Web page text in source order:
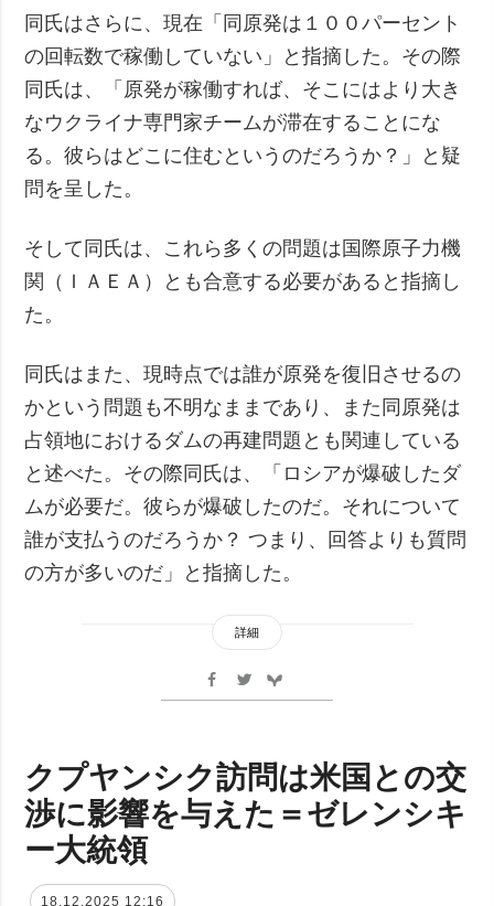
同氏はさらに、現在「同原発は１００パーセント
の回転数で稼働していない」と指摘した。その際
同氏は、「原発が稼働すれば、そこにはより大き
なウクライナ専門家チームが滞在することにな
る。彼らはどこに住むというのだろうか？」と疑
問を呈した。
そして同氏は、これら多くの問題は国際原子力機
関（ＩＡＥＡ）とも合意する必要があると指摘し
た。
同氏はまた、現時点では誰が原発を復旧させるの
かという問題も不明なままであり、また同原発は
占領地におけるダムの再建問題とも関連している
と述べた。その際同氏は、「ロシアが爆破したダ
ムが必要だ。彼らが爆破したのだ。それについて
誰が支払うのだろうか？ つまり、回答よりも質問
の方が多いのだ」と指摘した。
詳細
クプヤンシク訪問は米国との交
渉に影響を与えた＝ゼレンシキ
ー大統領
18.12.2025 12:16